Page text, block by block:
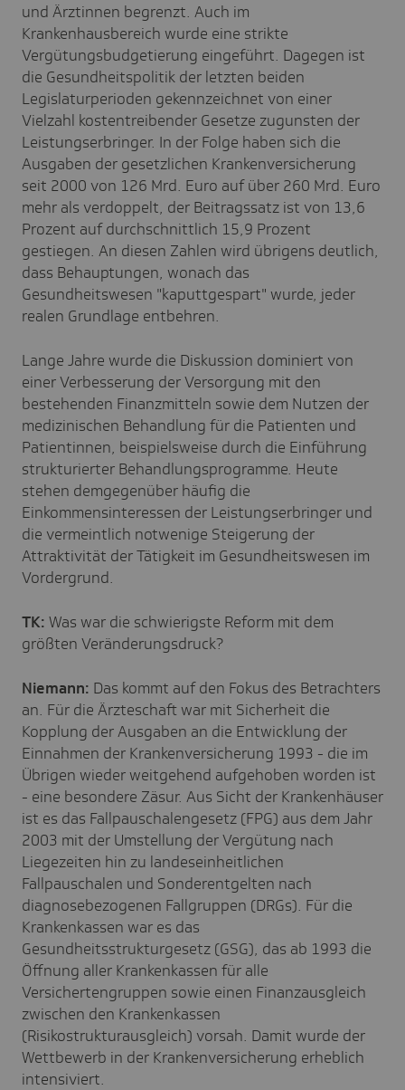
und Ärztinnen begrenzt. Auch im
Krankenhausbereich wurde eine strikte
Vergütungsbudgetierung eingeführt. Dagegen ist
die Gesundheitspolitik der letzten beiden
Legislaturperioden gekennzeichnet von einer
Vielzahl kostentreibender Gesetze zugunsten der
Leistungserbringer. In der Folge haben sich die
Ausgaben der gesetzlichen Krankenversicherung
seit 2000 von 126 Mrd. Euro auf über 260 Mrd. Euro
mehr als verdoppelt, der Beitragssatz ist von 13,6
Prozent auf durchschnittlich 15,9 Prozent
gestiegen. An diesen Zahlen wird übrigens deutlich,
dass Behauptungen, wonach das
Gesundheitswesen "kaputtgespart" wurde, jeder
realen Grundlage entbehren.
Lange Jahre wurde die Diskussion dominiert von
einer Verbesserung der Versorgung mit den
bestehenden Finanzmitteln sowie dem Nutzen der
medizinischen Behandlung für die Patienten und
Patientinnen, beispielsweise durch die Einführung
strukturierter Behandlungsprogramme. Heute
stehen demgegenüber häufig die
Einkommensinteressen der Leistungserbringer und
die vermeintlich notwenige Steigerung der
Attraktivität der Tätigkeit im Gesundheitswesen im
Vordergrund.
TK: Was war die schwierigste Reform mit dem
größten Veränderungsdruck?
Niemann: Das kommt auf den Fokus des Betrachters
an. Für die Ärzteschaft war mit Sicherheit die
Kopplung der Ausgaben an die Entwicklung der
Einnahmen der Krankenversicherung 1993 - die im
Übrigen wieder weitgehend aufgehoben worden ist
- eine besondere Zäsur. Aus Sicht der Krankenhäuser
ist es das Fallpauschalengesetz (FPG) aus dem Jahr
2003 mit der Umstellung der Vergütung nach
Liegezeiten hin zu landeseinheitlichen
Fallpauschalen und Sonderentgelten nach
diagnosebezogenen Fallgruppen (DRGs). Für die
Krankenkassen war es das
Gesundheitsstrukturgesetz (GSG), das ab 1993 die
Öffnung aller Krankenkassen für alle
Versichertengruppen sowie einen Finanzausgleich
zwischen den Krankenkassen
(Risikostrukturausgleich) vorsah. Damit wurde der
Wettbewerb in der Krankenversicherung erheblich
intensiviert.